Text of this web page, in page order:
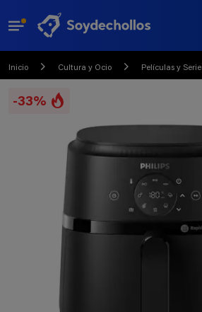
Inicio Cultura y Ocio Películas y
-33%